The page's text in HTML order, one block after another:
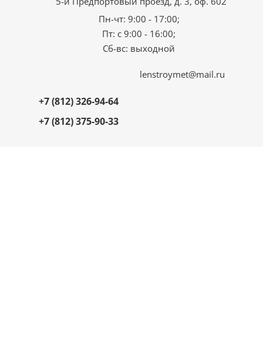
Пн-чт: 9:00 - 17:00;
Пт: с 9:00 - 16:00;
Сб-вс: выходной
+7 (812) 326-94-64
+7 (812) 375-90-33
lenstroymet@mail.ru